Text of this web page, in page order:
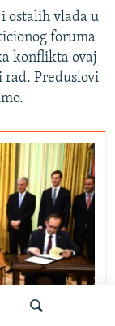
ostalih vlada u
foruma
konflikta ovaj
rad. Preduslovi